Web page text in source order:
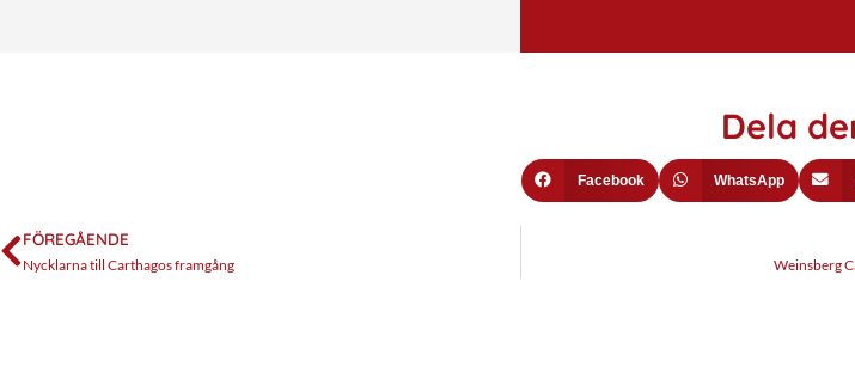
Dela
Facebook WhatsApp
FÖREGÅENDE
Nycklarna till Carthagos framgång Weinsberg